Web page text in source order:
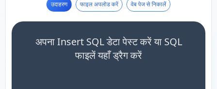
उदाहरण फाइल अपलोड करें वेब पेज से निकालें
अपना Insert SQL डेटा पेस्ट करें या SQL
फाइलें यहाँ ड्रैग करें